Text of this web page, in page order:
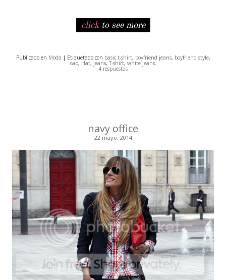
clickto see more
Publicado en Moda | Etiquetado con basic t-shirt, boyfriend jeans, boyfriend style,
cap, Hat, jeans, T-shirt, white jeans.
4 respuestas
navy office
22 mayo, 2014